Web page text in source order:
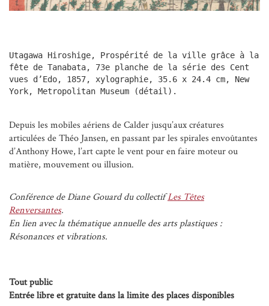
Utagawa Hiroshige, Prospérité de la ville grâce à la
fête de Tanabata, 73e planche de la série des Cent
vues d’Edo, 1857, xylographie, 35.6 x 24.4 cm, New
York, Metropolitan Museum (détail).
Depuis les mobiles aériens de Calder jusqu’aux créatures
articulées de Théo Jansen, en passant par les spirales envoûtantes
d’Anthony Howe, l’art capte le vent pour en faire moteur ou
matière, mouvement ou illusion.
Conférence de Diane Gouard du collectifLes Têtes
Renversantes.
En lien avec la thématique annuelle des arts plastiques :
Résonances et vibrations.
Tout public
Entrée libre et gratuite dans la limite des places disponibles